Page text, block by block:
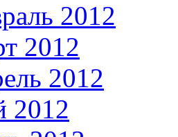
2012
2012
2012
2012